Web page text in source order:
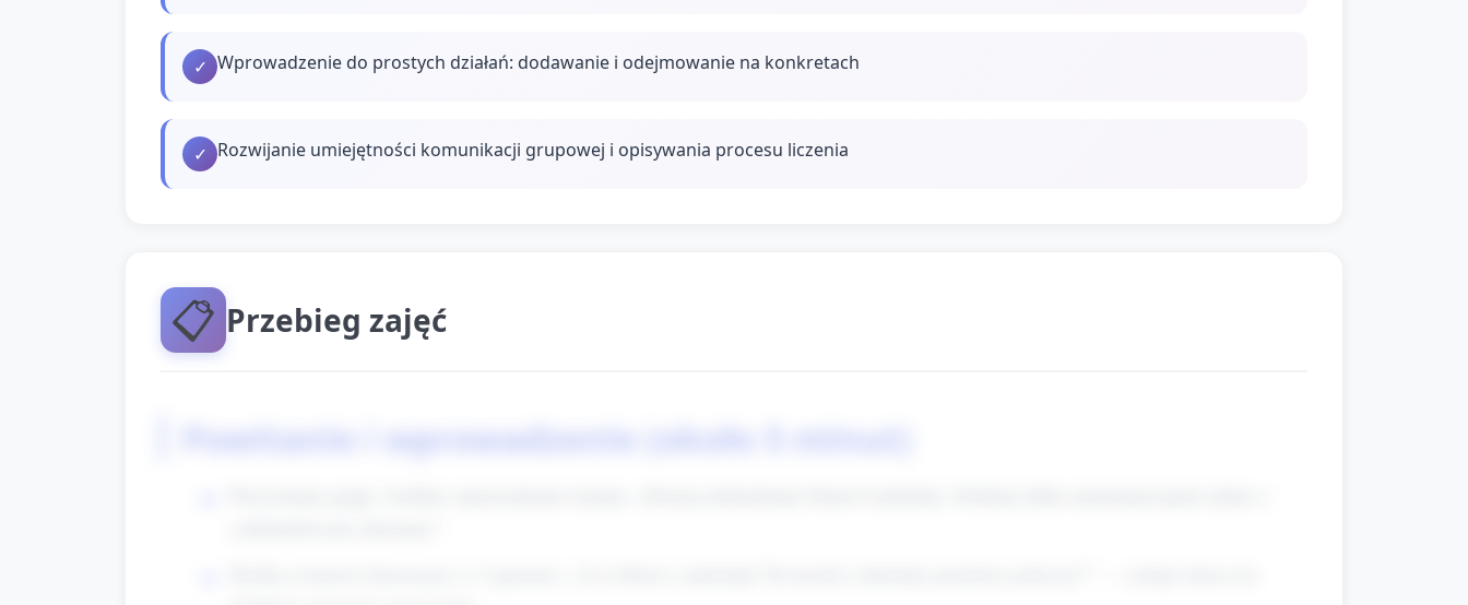
✓ Wprowadzenie do prostych działań: dodawanie i odejmowanie na konkretach
✓ Rozwijanie umiejętności komunikacji grupowej i opisywania procesu liczenia
📋 Przebieg zajęć
Powitanie i wprowadzenie (około 5 minut)